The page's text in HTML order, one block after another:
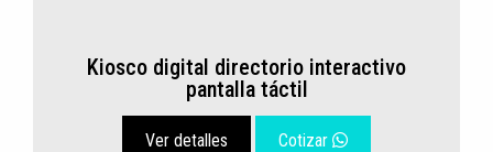
Kiosco digital directorio interactivo
pantalla táctil
Ver detalles Cotizar